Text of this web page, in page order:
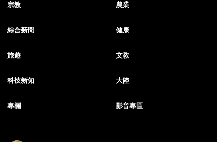
宗教 農業
綜合新聞 健康
旅遊 文教
科技新知 大陸
專欄 影音專區